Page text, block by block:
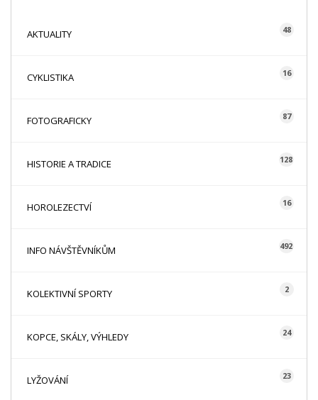
AKTUALITY 48
CYKLISTIKA 16
FOTOGRAFICKY 87
HISTORIE A TRADICE 128
HOROLEZECTVÍ 16
INFO NÁVŠTĚVNÍKŮM 492
KOLEKTIVNÍ SPORTY 2
KOPCE, SKÁLY, VÝHLEDY 24
LYŽOVÁNÍ 23